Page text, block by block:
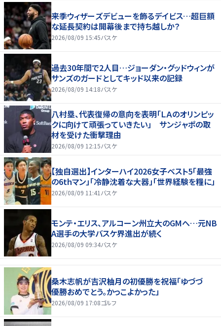
来季ウィザーズデビューを飾るデイビス…超巨額
な延長契約は開幕後まで持ち越しか？
2026/08/09 15:45バスケ
過去30年間で2人目…ジョーダン・グッドウィンが
サンズのガードとしてキッド以来の記録
2026/08/09 14:18バスケ
八村塁、代表復帰の意向を表明「ＬＡのオリンピッ
クに向けて頑張っていきたい」 サンジャポの取
材を受けた衝撃理由
2026/08/09 12:15バスケ
【独自選出】インターハイ2026女子ベスト5「最強
の6thマン」「冷静沈着な大器」「世界経験を糧に」
2026/08/09 11:41 バスケ
モンテ・エリス、アルコーン州立大のGMへ…元NB
A選手の大学バスケ界進出が続く
2026/08/09 09:34バスケ
桑木志帆が吉沢柚月の初優勝を祝福「ゆづづ
優勝おめでとう。かっこよかった」
2026/08/09 17:08ゴルフ